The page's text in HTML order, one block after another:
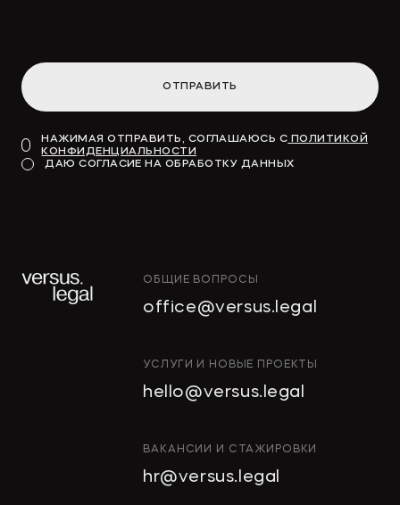
ОТПРАВИТЬ
НАЖИМАЯ ОТПРАВИТЬ, СОГЛАШАЮСЬ С ПОЛИТИКОЙ
КОНФИДЕНЦИАЛЬНОСТИ
ДАЮ СОГЛАСИЕ НА ОБРАБОТКУ ДАННЫХ
ОБЩИЕ ВОПРОСЫ
office@versus.legal
УСЛУГИ И НОВЫЕ ПРОЕКТЫ
hello@versus.legal
ВАКАНСИИ И СТАЖИРОВКИ
hr@versus.legal